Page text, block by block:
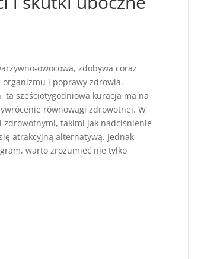
owocowa, zdobywa coraz
i poprawy zdrowia.
sześciotygodniowa kuracja ma na
równowagi zdrowotnej. W
zdrowotnymi, takimi jak nadciśnienie
atrakcyjną alternatywą. Jednak
warto zrozumieć nie tylko